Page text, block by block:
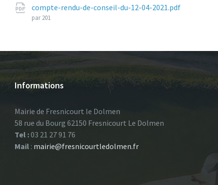
compte-rendu-de-conseil-du-12-04-2021.pdf
par 201
Informations
Mairie de Fresnicourt le Dolmen
58 rue du Bourg 62150 Fresnicourt Le Dolmen
Tel :03 21 27 91 76
Mail : mairie@fresnicourtledolmen.fr